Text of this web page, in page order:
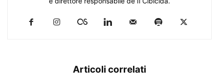
Articoli correlati